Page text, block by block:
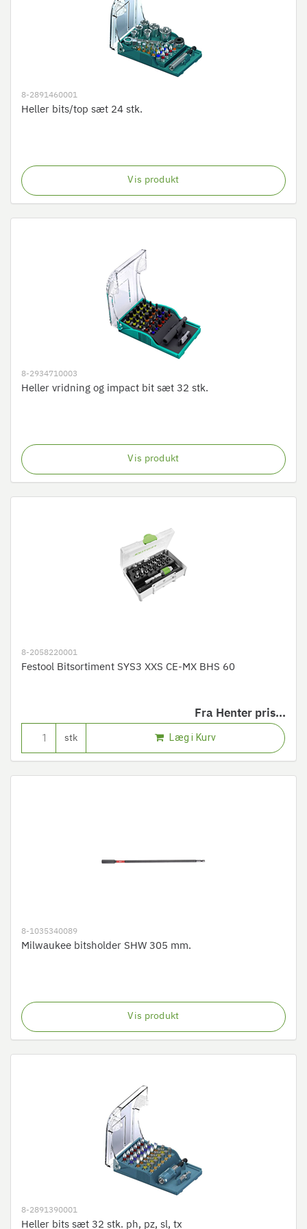
8-2891460001
Heller bits/top sæt 24 stk.
Vis produkt
8-2934710003
Heller vridning og impact bit sæt 32 stk.
Vis produkt
8-2058220001
Festool Bitsortiment SYS3 XXS CE-MX BHS 60
Fra Henter pris...
stk Læg i Kurv
8-1035340089
Milwaukee bitsholder SHW 305 mm.
Vis produkt
8-2891390001
Heller bits sæt 32 stk. ph, pz, sl, tx